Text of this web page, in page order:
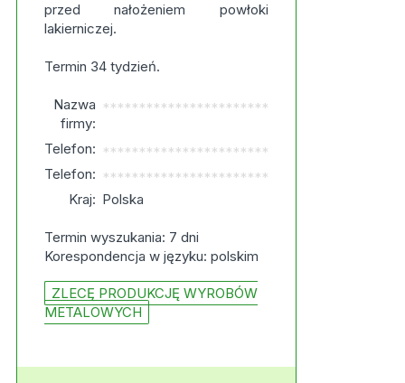
przed nałożeniem powłoki
lakierniczej.
Termin 34 tydzień.
Nazwa
firmy:
***********************
Telefon: ***********************
Telefon: ***********************
Kraj: Polska
Termin wyszukania: 7 dni
Korespondencja w języku: polskim
ZLECĘ PRODUKCJĘ WYROBÓW
METALOWYCH